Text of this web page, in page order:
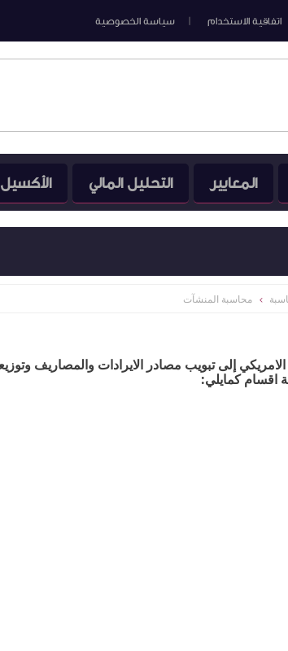
اتفاقية الاستخدام سياسة الخصوصية
المعايير التحليل المالي الأكسيل
محاسبة المنشآت
إلى تبويب مصادر الايرادات والمصاريف
اقسام كمايلي: